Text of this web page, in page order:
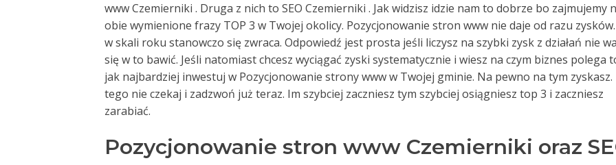
www Czemierniki . Druga z nich to SEO Czemierniki . Jak widzisz idzie nam to dobrze bo zajmujemy
obie wymienione frazy TOP 3 w Twojej okolicy. Pozycjonowanie stron www nie daje od razu
w skali roku stanowczo się zwraca. Odpowiedź jest prosta jeśli liczysz na szybki zysk z działań nie
się w to bawić. Jeśli natomiast chcesz wyciągać zyski systematycznie i wiesz na czym biznes polega
jak najbardziej inwestuj w Pozycjonowanie strony www w Twojej gminie. Na pewno na tym zyskasz.
tego nie czekaj i zadzwoń już teraz. Im szybciej zaczniesz tym szybciej osiągniesz top 3 i zaczniesz
zarabiać.
Pozycjonowanie stron www Czemierniki oraz